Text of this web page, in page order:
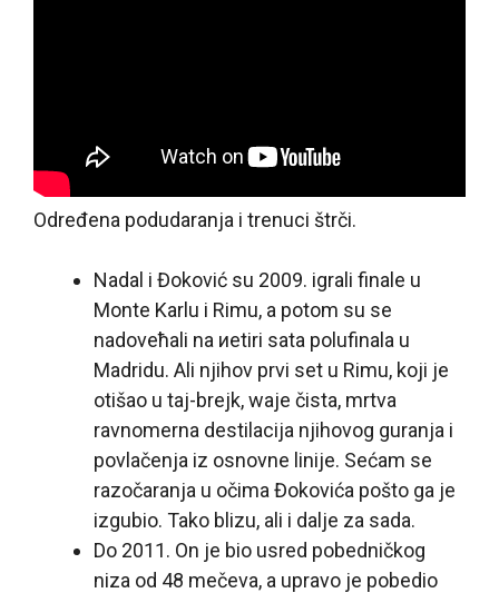
Određena podudaranja i trenuci štrči.
Nadal i Đoković su 2009. igrali finale u
Monte Karlu i Rimu, a potom su se
nadoveћali na иetiri sata polufinala u
Madridu. Ali njihov prvi set u Rimu, koji je
otišao u taj-brejk, waje čista, mrtva
ravnomerna destilacija njihovog guranja i
povlačenja iz osnovne linije. Sećam se
razočaranja u očima Đokovića pošto ga je
izgubio. Tako blizu, ali i dalje za sada.
Do 2011. On je bio usred pobedničkog
niza od 48 mečeva, a upravo je pobedio